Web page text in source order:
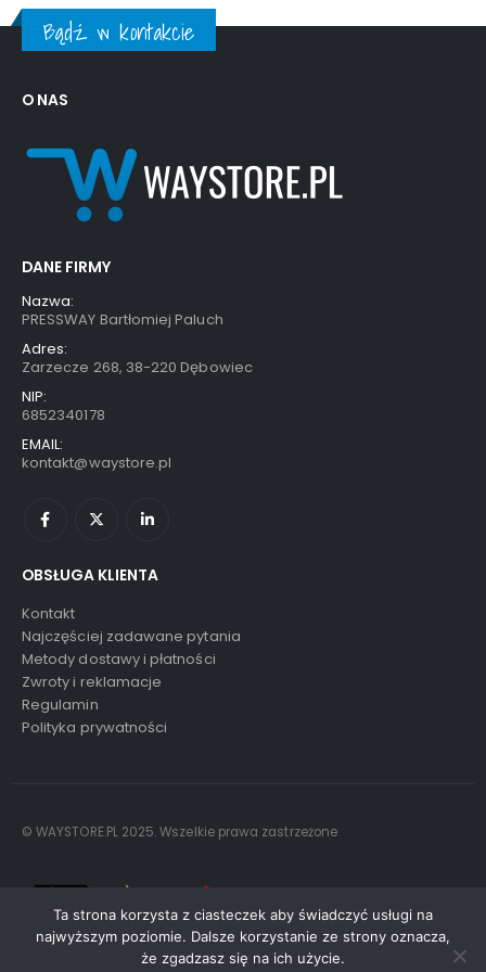
Bądź w kontakcie
O NAS
DANE FIRMY
Nazwa:
PRESSWAY Bartłomiej Paluch
Adres:
Zarzecze 268, 38-220 Dębowiec
NIP:
6852340178
EMAIL:
kontakt@waystore.pl
OBSŁUGA KLIENTA
Kontakt
Najczęściej zadawane pytania
Metody dostawy i płatności
Zwroty i reklamacje
Regulamin
Polityka prywatności
© WAYSTORE.PL 2025. Wszelkie prawa zastrzeżone
Ta strona korzysta z ciasteczek aby świadczyć usługi na
najwyższym poziomie. Dalsze korzystanie ze strony oznacza,
że zgadzasz się na ich użycie.